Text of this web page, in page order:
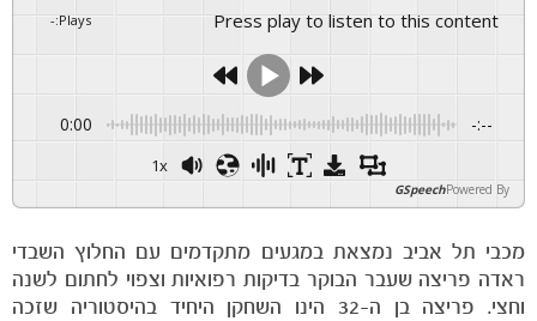
Press play to listen to this content
Plays
:
-
0:00 -:--
1x
Powered By
GSpeech
מכבי תל אביב נמצאת במגעים מתקדמים עם החלוץ השבדי
ראדה פריצה שעבר הבוקר בדיקות רפואיות וצפוי לחתום לשנה
וחצי. פריצה בן ה-32 הינו השחקן היחיד בהיסטוריה שזכה